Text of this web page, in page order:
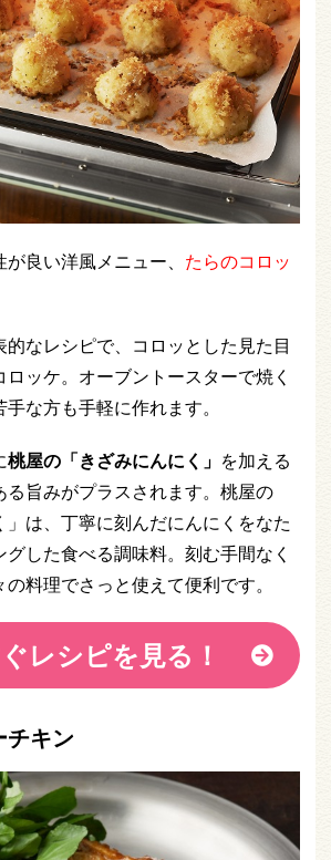
良い洋風メニュー、 たらのコロッ
なレシピで、コロッとした見た目
ロッケ。オーブントースターで焼く
な方も手軽に作れます。
桃屋の「きざみにんにく」 を加える
る旨みがプラスされます。桃屋の
」は、丁寧に刻んだにんにくをなた
した食べる調味料。刻む手間なく
料理でさっと使えて便利です。
レシピを見る！
チキン